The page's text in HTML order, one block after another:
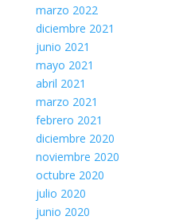
marzo 2022
diciembre 2021
junio 2021
mayo 2021
abril 2021
marzo 2021
febrero 2021
diciembre 2020
noviembre 2020
octubre 2020
julio 2020
junio 2020